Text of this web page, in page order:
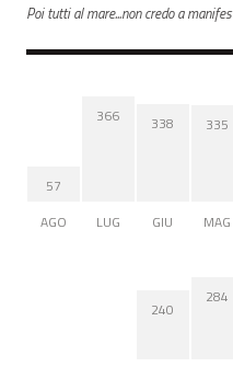
Poi tutti al mare...non credo a
57
AGO
366
LUG
338
GIU
335
MAG
240
284